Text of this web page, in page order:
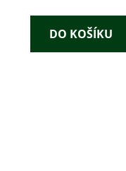
DO KOŠÍKU